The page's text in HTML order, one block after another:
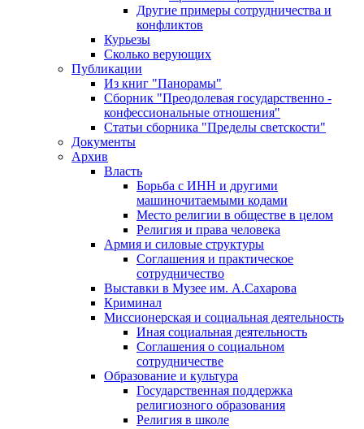
Другие примеры сотрудничества и
конфликтов
Курьезы
Сколько верующих
Публикации
Из книг "Панорамы"
Сборник "Преодолевая государственно -
конфессиональные отношения"
Статьи сборника "Пределы светскости"
Документы
Архив
Власть
Борьба с ИНН и другими
машиночитаемыми кодами
Место религии в обществе в целом
Религия и права человека
Армия и силовые структуры
Соглашения и практическое
сотрудничество
Выставки в Музее им. А.Сахарова
Криминал
Миссионерская и социальная деятельность
Иная социальная деятельность
Соглашения о социальном
сотрудничестве
Образование и культура
Государственная поддержка
религиозного образования
Религия в школе